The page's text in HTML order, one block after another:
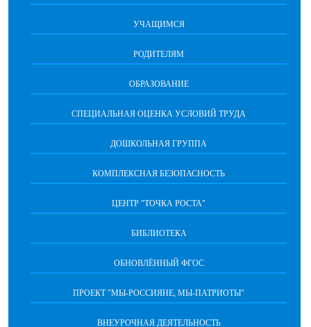
УЧАЩИМСЯ
РОДИТЕЛЯМ
ОБРАЗОВАНИЕ
СПЕЦИАЛЬНАЯ ОЦЕНКА УСЛОВИЙ ТРУДА
ДОШКОЛЬНАЯ ГРУППА
КОМПЛЕКСНАЯ БЕЗОПАСНОСТЬ
ЦЕНТР "ТОЧКА РОСТА"
БИБЛИОТЕКА
ОБНОВЛЁННЫЙ ФГОС
ПРОЕКТ "МЫ-РОССИЯНЕ, МЫ-ПАТРИОТЫ"
ВНЕУРОЧНАЯ ДЕЯТЕЛЬНОСТЬ